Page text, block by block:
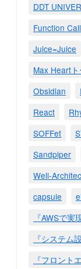
DDT
Function
Juice=Juice
Max Heart
Obsidian
React
SOFFet
Sandpiper
Well-
capsule
『AWSで
『システム
『フロント